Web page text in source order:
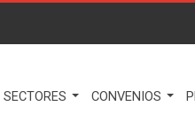
SECTORES CONVENIOS